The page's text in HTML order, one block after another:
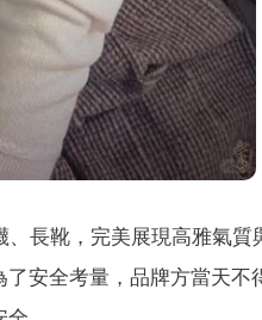
長靴，完美展現高雅氣質
安全考量，品牌方當天不